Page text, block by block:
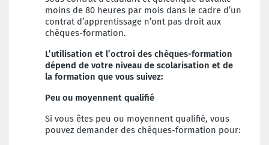
moins de 80 heures par mois dans le cadre d’un
contrat d’apprentissage n’ont pas droit aux
chèques-formation.
L’utilisation et l’octroi des chèques-formation
dépend de votre niveau de scolarisation et de
la formation que vous suivez:
Peu ou moyennent qualifié
Si vous êtes peu ou moyennent qualifié, vous
pouvez demander des chèques-formation pour: